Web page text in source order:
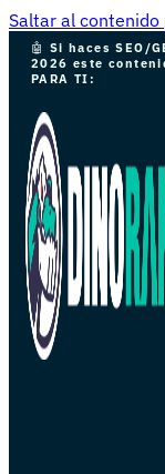
Saltar al
🤖 Si haces SEO/
2026 este
PARA TI: